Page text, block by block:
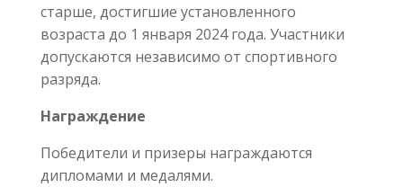
старше, достигшие установленного
возраста до 1 января 2024 года. Участники
допускаются независимо от спортивного
разряда.
Награждение
Победители и призеры награждаются
дипломами и медалями.